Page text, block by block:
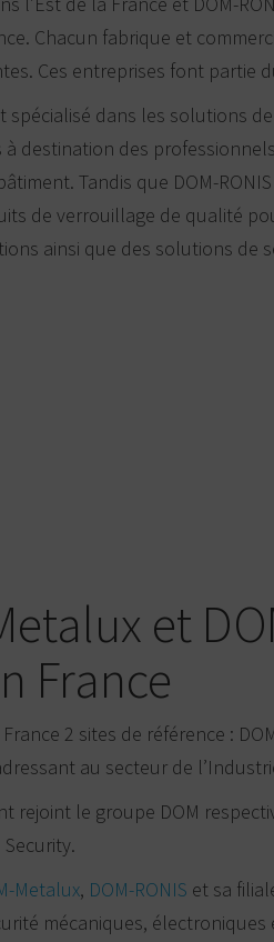
Chacun fabrique et
Ces entreprises font partie
spécialisé dans les solutions
à destination des
Tandis que DOM-
de verrouillage de qualité
ainsi que des solutions de
et
France
2 sites de référence :
au secteur de
rejoint le groupe DOM
Metalux, DOM-RONIS et sa
mécaniques,